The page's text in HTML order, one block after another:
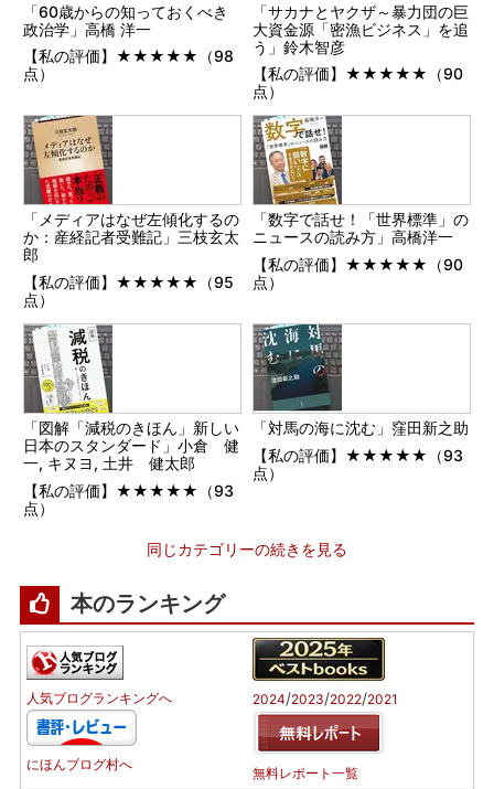
「60歳からの知っておくべき
政治学」高橋 洋一
【私の評価】★★★★★（98
点）
「サカナとヤクザ～暴力団の巨
大資金源「密漁ビジネス」を追
う」鈴木智彦
【私の評価】★★★★★（90
点）
「メディアはなぜ左傾化するの
か：産経記者受難記」三枝玄太
郎
【私の評価】★★★★★（95
点）
「数字で話せ！「世界標準」の
ニュースの読み方」高橋洋一
【私の評価】★★★★★（90
点）
「図解「減税のきほん」新しい
日本のスタンダード」小倉 健
一, キヌヨ, 土井 健太郎
【私の評価】★★★★★（93
点）
「対馬の海に沈む」窪田新之助
【私の評価】★★★★★（93
点）
同じカテゴリーの続きを見る
本のランキング
人気ブログランキングへ
にほんブログ村へ
2024/2023/2022/2021
無料レポート一覧